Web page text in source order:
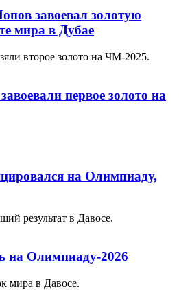
завоевал золотую
мира в Дубае
второе золото на ЧМ-2025.
первое золото на
на Олимпиаду,
результат в Давосе.
на Олимпиаду-2026
мира в Давосе.